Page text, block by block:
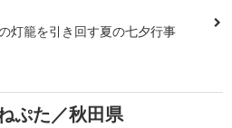
灯籠を引き回す夏の七夕行事
ぷた／秋田県